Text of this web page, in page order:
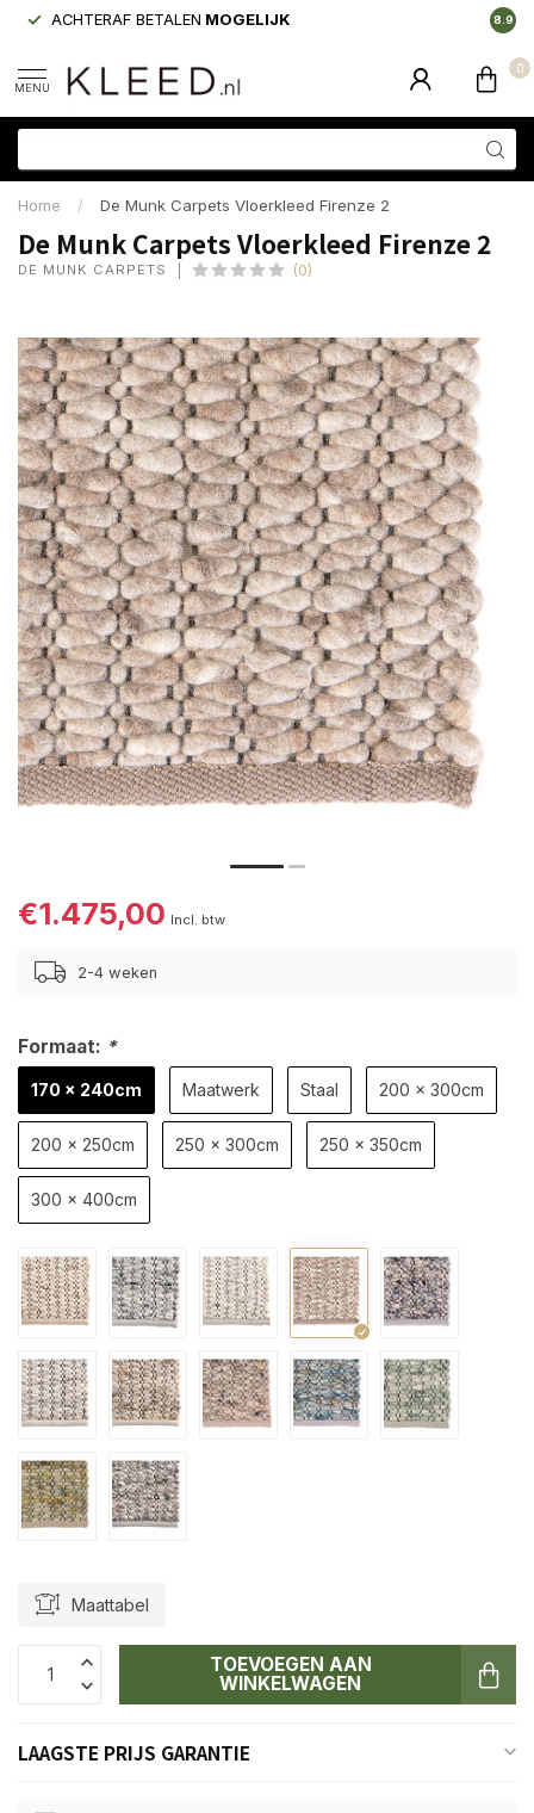
ACHTERAF BETALEN MOGELIJK 8.9
MENU
0
Home / De Munk Carpets Vloerkleed Firenze 2
De Munk Carpets Vloerkleed Firenze 2
DE MUNK CARPETS (0)
€1.475,00 Incl. btw
2-4 weken
Formaat: *
170 x 240cm Maatwerk Staal 200 x 300cm
200 x 250cm 250 x 300cm 250 x 350cm
300 x 400cm
Maattabel
TOEVOEGEN AAN
WINKELWAGEN
LAAGSTE PRIJS GARANTIE